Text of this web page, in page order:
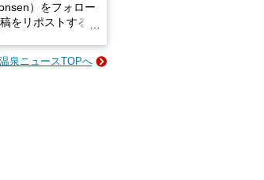
）をフォロー
をリポストする
分をプレゼントい
泉ニュースTOPへ